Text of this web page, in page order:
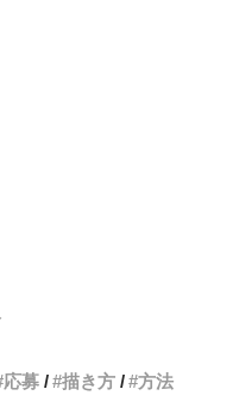
応募 描き方 方法